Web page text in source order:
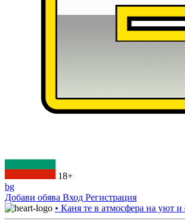
18+
bg
Добави обява Вход Регистрация
• Каня те в атмосфера на уют и